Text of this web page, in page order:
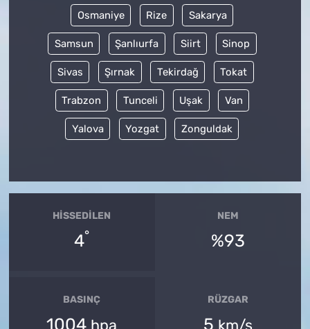
Osmaniye Rize Sakarya
Samsun Şanlıurfa Siirt Sinop
Sivas Şırnak Tekirdağ Tokat
Trabzon Tunceli Uşak Van
Yalova Yozgat Zonguldak
HISSEDILEN
4°
NEM
%93
BASINÇ
1004 hpa
RÜZGAR
5 km/s